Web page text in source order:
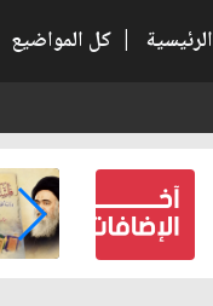
الرئيسية | كل المواضيع
كتب لنفسه